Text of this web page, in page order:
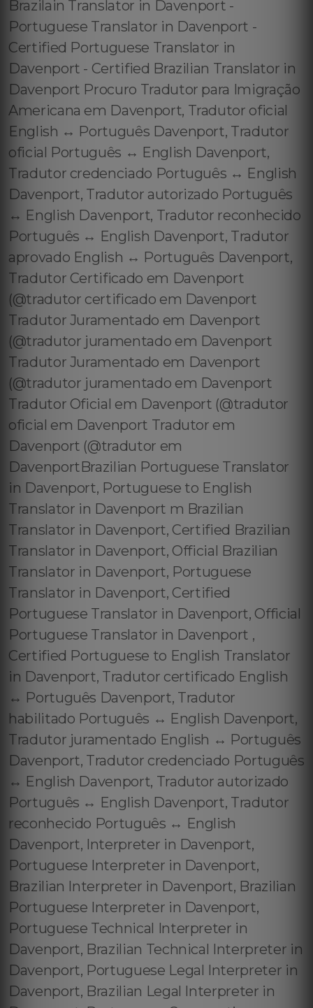
Brazilain Translator in Davenport -
Portuguese Translator in Davenport -
Certified Portuguese Translator in
Davenport - Certified Brazilian Translator in
Davenport Procuro Tradutor para Imigração
Americana em Davenport, Tradutor oficial
English ↔️ Português Davenport, Tradutor
oficial Português ↔️ English Davenport,
Tradutor credenciado Português ↔️ English
Davenport, Tradutor autorizado Português
↔️ English Davenport, Tradutor reconhecido
Português ↔️ English Davenport, Tradutor
aprovado English ↔️ Português Davenport,
Tradutor Certificado em Davenport
(@tradutor certificado em Davenport
Tradutor Juramentado em Davenport
(@tradutor juramentado em Davenport
Tradutor Juramentado em Davenport
(@tradutor juramentado em Davenport
Tradutor Oficial em Davenport (@tradutor
oficial em Davenport Tradutor em
Davenport (@tradutor em
DavenportBrazilian Portuguese Translator
in Davenport, Portuguese to English
Translator in Davenport m Brazilian
Translator in Davenport, Certified Brazilian
Translator in Davenport, Official Brazilian
Translator in Davenport, Portuguese
Translator in Davenport, Certified
Portuguese Translator in Davenport, Official
Portuguese Translator in Davenport ,
Certified Portuguese to English Translator
in Davenport, Tradutor certificado English
↔️ Português Davenport, Tradutor
habilitado Português ↔️ English Davenport,
Tradutor juramentado English ↔️ Português
Davenport, Tradutor credenciado Português
↔️ English Davenport, Tradutor autorizado
Português ↔️ English Davenport, Tradutor
reconhecido Português ↔️ English
Davenport, Interpreter in Davenport,
Portuguese Interpreter in Davenport,
Brazilian Interpreter in Davenport, Brazilian
Portuguese Interpreter in Davenport,
Portuguese Technical Interpreter in
Davenport, Brazilian Technical Interpreter in
Davenport, Portuguese Legal Interpreter in
Davenport, Brazilian Legal Interpreter in